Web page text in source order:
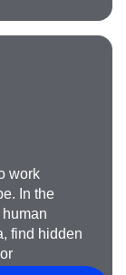
work
In the
find hidden